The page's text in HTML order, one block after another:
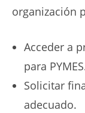
organización
Acceder a
para
Solicitar
adecuado.